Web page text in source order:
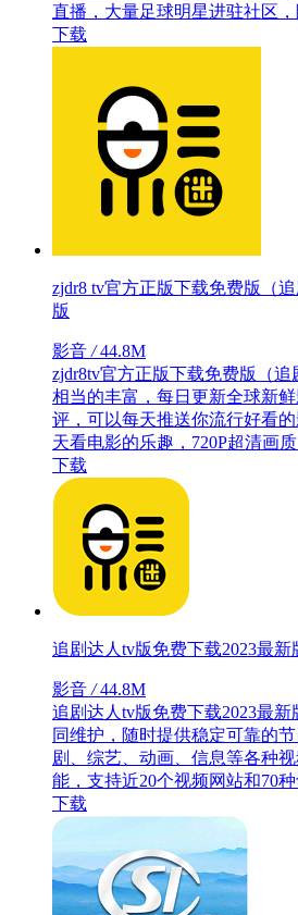
直播，大量足球明星进驻社区
下载
zjdr8 tv官方正版下载免费版（
版
影音 /44.8M
zjdr8tv官方正版下载免费版（
相当的丰富，每日更新全球新
评，可以每天推送你流行好看
天看电影的乐趣，720P超清画
下载
追剧达人tv版免费下载2023最新
影音 /44.8M
追剧达人tv版免费下载2023最
同维护，随时提供稳定可靠的
剧、综艺、动画、信息等各种
能，支持近20个视频网站和70
下载